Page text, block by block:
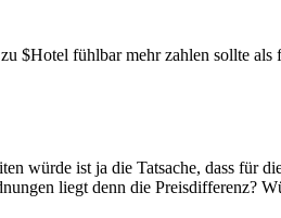
$Hotel fühlbar mehr zahlen sollte als
würde ist ja die Tatsache, dass
liegt denn die Preisdifferenz?